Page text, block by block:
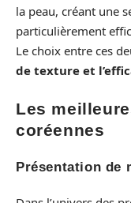
la peau, créant une
particulièrement
Le choix entre ces
de texture et
Les
coréennes
Présentation de